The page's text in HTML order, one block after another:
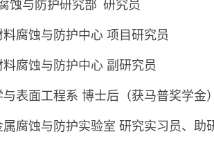
蚀与防护研究部 研究员
腐蚀与防护中心 项目研究员
腐蚀与防护中心 副研究员
面工程系 博士后（获马普奖学金）
腐蚀与防护实验室 研究实习员、助